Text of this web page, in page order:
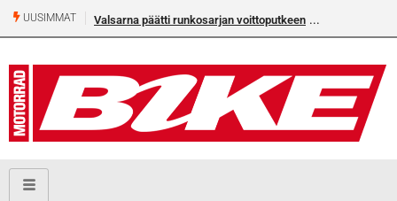
UUSIMMAT Valsarna päätti runkosarjan voittoputkeen